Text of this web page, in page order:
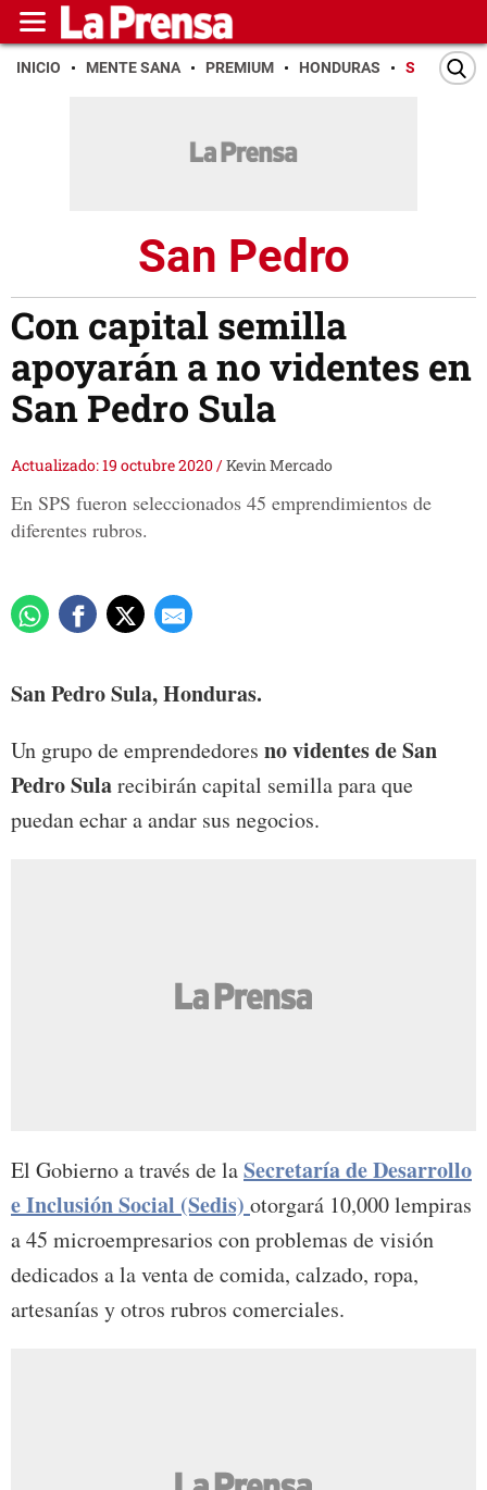
INICIO MENTE SANA PREMIUM HONDURAS SAN PEDRO
San Pedro
Con capital semilla
apoyarán a no videntes en
San Pedro Sula
Actualizado: 19 octubre 2020/Kevin Mercado
En SPS fueron seleccionados 45 emprendimientos de
diferentes rubros.
San Pedro Sula, Honduras.
Un grupo de emprendedores no videntes de San
Pedro Sularecibirán capital semilla para que
puedan echar a andar sus negocios.
El Gobierno a través de laSecretaría de Desarrollo
e Inclusión Social (Sedis) otorgará 10,000 lempiras
a 45 microempresarios con problemas de visión
dedicados a la venta de comida, calzado, ropa,
artesanías y otros rubros comerciales.